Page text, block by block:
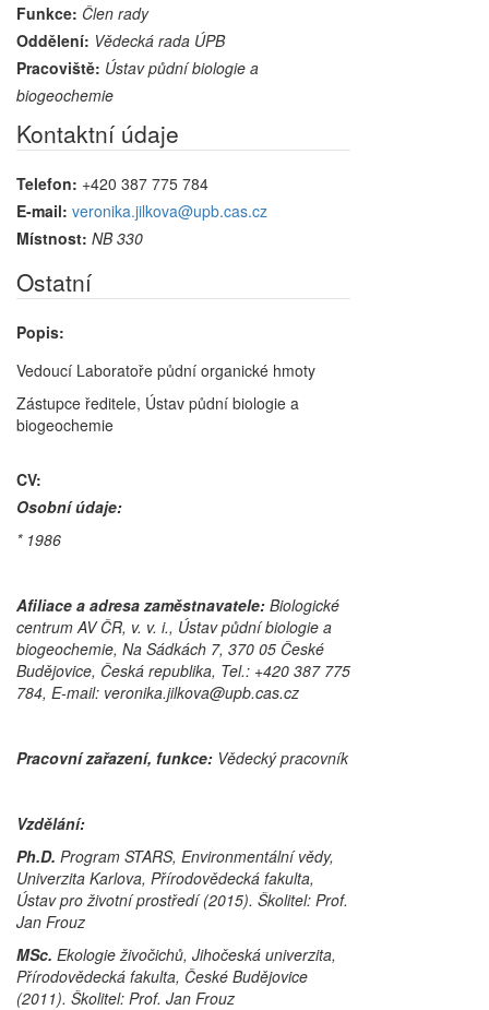
Funkce: Člen rady
Oddělení: Vědecká rada ÚPB
Pracoviště: Ústav půdní biologie a
biogeochemie
Kontaktní údaje
Telefon: +420 387 775 784
E-mail: veronika.jilkova@upb.cas.cz
Místnost: NB 330
Ostatní
Popis:
Vedoucí Laboratoře půdní organické hmoty
Zástupce ředitele, Ústav půdní biologie a
biogeochemie
CV:
Osobní údaje:
* 1986
Afiliace a adresa zaměstnavatele: Biologické
centrum AV ČR, v. v. i., Ústav půdní biologie a
biogeochemie, Na Sádkách 7, 370 05 České
Budějovice, Česká republika, Tel.: +420 387 775
784, E-mail: veronika.jilkova@upb.cas.cz
Pracovní zařazení, funkce: Vědecký pracovník
Vzdělání:
Ph.D. Program STARS, Environmentální vědy,
Univerzita Karlova, Přírodovědecká fakulta,
Ústav pro životní prostředí (2015). Školitel: Prof.
Jan Frouz
MSc. Ekologie živočichů, Jihočeská univerzita,
Přírodovědecká fakulta, České Budějovice
(2011). Školitel: Prof. Jan Frouz